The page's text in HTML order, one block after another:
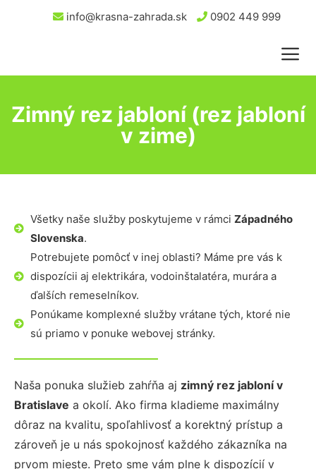
info@krasna-zahrada.sk 0902 449 999
Zimný rez jabloní (rez jabloní
v zime)
Všetky naše služby poskytujeme v rámci Západného
Slovenska.
Potrebujete pomôcť v inej oblasti? Máme pre vás k
dispozícii aj elektrikára, vodoinštalatéra, murára a
ďalších remeselníkov.
Ponúkame komplexné služby vrátane tých, ktoré nie
sú priamo v ponuke webovej stránky.
Naša ponuka služieb zahŕňa aj zimný rez jablonív
Bratislave a okolí. Ako firma kladieme maximálny
dôraz na kvalitu, spoľahlivosť a korektný prístup a
zároveň je u nás spokojnosť každého zákazníka na
prvom mieste. Preto sme vám plne k dispozícií v